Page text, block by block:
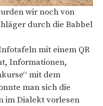
wir noch von
durch die Babbel
mit einem QR
Informationen,
mit dem
man sich die
im Dialekt vorlesen